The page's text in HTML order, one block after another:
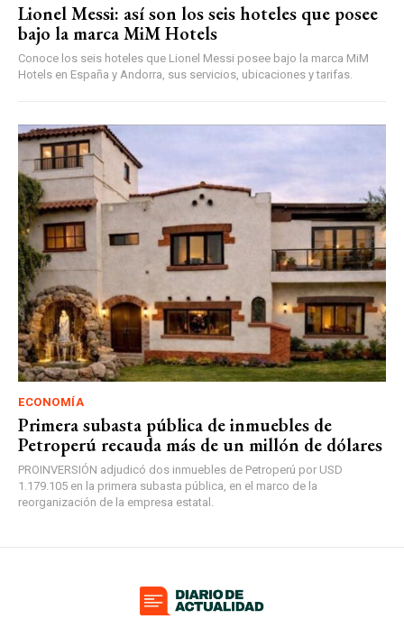
Lionel Messi: así son los seis hoteles que posee
bajo la marca MiM Hotels
Conoce los seis hoteles que Lionel Messi posee bajo la marca MiM
Hotels en España y Andorra, sus servicios, ubicaciones y tarifas.
ECONOMÍA
Primera subasta pública de inmuebles de
Petroperú recauda más de un millón de dólares
PROINVERSIÓN adjudicó dos inmuebles de Petroperú por USD
1.179.105 en la primera subasta pública, en el marco de la
reorganización de la empresa estatal.